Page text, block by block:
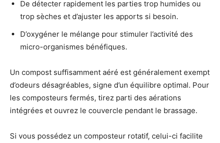
De détecter rapidement les parties trop humides ou
trop sèches et d’ajuster les apports si besoin.
D’oxygéner le mélange pour stimuler l’activité des
micro-organismes bénéfiques.
Un compost suffisamment aéré est généralement exempt
d’odeurs désagréables, signe d’un équilibre optimal. Pour
les composteurs fermés, tirez parti des aérations
intégrées et ouvrez le couvercle pendant le brassage.
Si vous possédez un composteur rotatif, celui-ci facilite